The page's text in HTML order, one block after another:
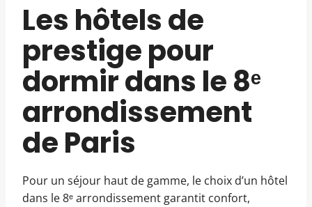
Les hôtels de
prestige pour
dormir dans le 8ᵉ
arrondissement
de Paris
Pour un séjour haut de gamme, le choix d’un hôtel
dans le 8ᵉ arrondissement garantit confort,